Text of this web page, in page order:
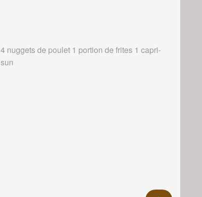
4 nuggets de poulet 1 portion de frites 1 capri-
sun